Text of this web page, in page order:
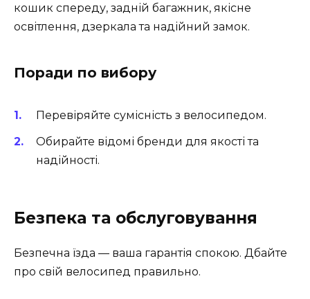
кошик спереду, задній багажник, якісне
освітлення, дзеркала та надійний замок.
Поради по вибору
Перевіряйте сумісність з велосипедом.
Обирайте відомі бренди для якості та
надійності.
Безпека та обслуговування
Безпечна їзда — ваша гарантія спокою. Дбайте
про свій велосипед правильно.